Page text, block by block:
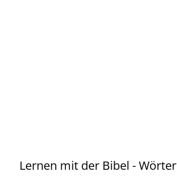
Lernen mit der Bibel - Wörter